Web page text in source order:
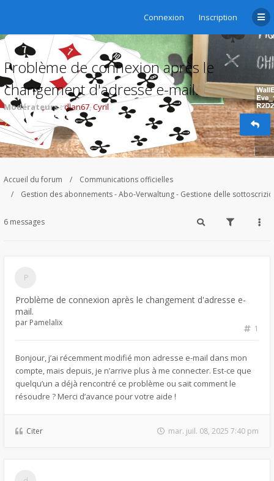
Connexion Inscription
Problème de connexion après le
changement d'adresse e-mail.
Modérateurs :dlan67,Cyril
Accueil du forum
Communications officielles
Gestion des abonnements - Abo-Verwaltung - Gestione delle
6 messages
Problème de connexion après le changement d'adresse e-
mail.
1
par Pamelalix
Bonjour, j’ai récemment modifié mon adresse e-mail dans mon
compte, mais depuis, je n’arrive plus à me connecter. Est-ce que
quelqu’un a déjà rencontré ce problème ou sait comment le
résoudre ? Merci d’avance pour votre aide !
Citer mar. juil. 08, 2025 7:40 pm